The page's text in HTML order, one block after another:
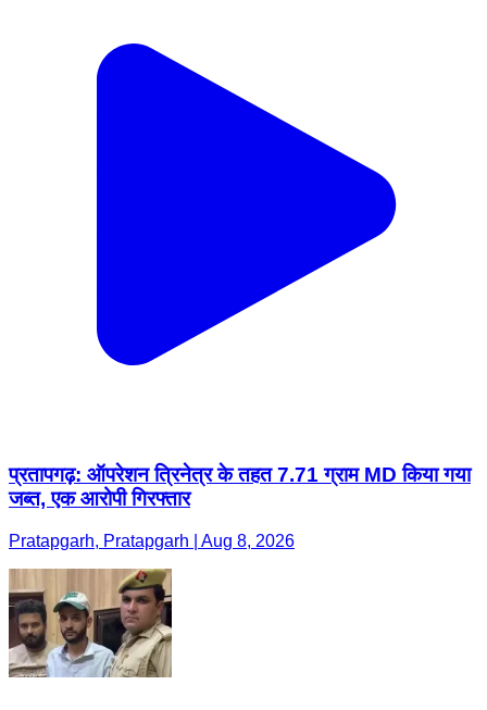
प्रतापगढ़: ऑपरेशन त्रिनेत्र के तहत 7.71 ग्राम MD किया गया
जब्त, एक आरोपी गिरफ्तार
Pratapgarh, Pratapgarh | Aug 8, 2026